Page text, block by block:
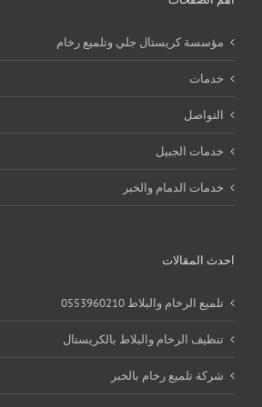
مؤسسة كريستال جلي وتلميع رخام
خدمات
التواصل
خدمات الجبيل
خدمات الدمام والخبر
احدث المقالات
تلميع الرخام والبلاط 0553960210
تنظيف الرخام والبلاط بالكريستال
شركة تلميع رخام بالخبر